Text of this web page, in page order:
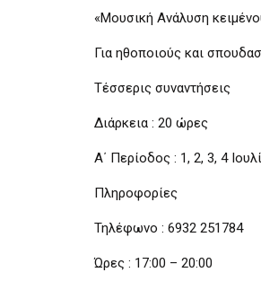
«Μουσική Ανάλυση
Για ηθοποιούς και
Τέσσερις συναντήσεις
Διάρκεια : 20 ώρες
Α΄ Περίοδος : 1, 2, 3, 4
Πληροφορίες
Τηλέφωνο : 6932 251784
Ώρες : 17:00 – 20:00